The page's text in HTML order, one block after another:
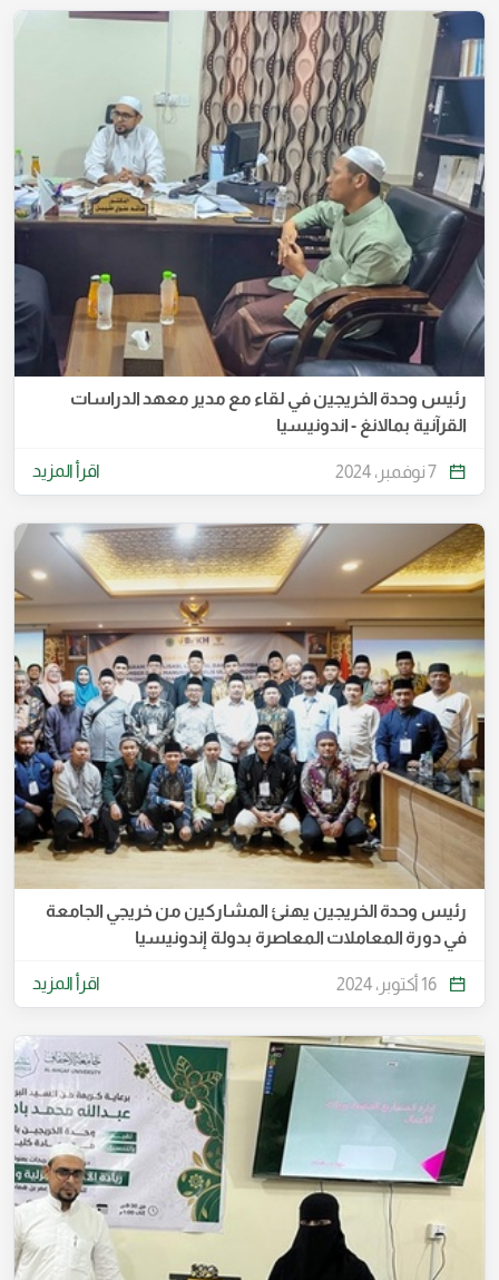
رئيس وحدة الخريجين في لقاء مع مدير معهد الدراسات
القرآنية بمالانغ - اندونيسيا
7 نوفمبر، 2024 اقرأ المزيد
رئيس وحدة الخريجين يهنئ المشاركين من خريجي الجامعة
في دورة المعاملات المعاصرة بدولة إندونيسيا
16 أكتوبر، 2024 اقرأ المزيد